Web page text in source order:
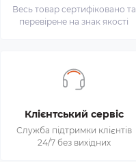
Весь товар сертифіковано та
перевірене на знак якості
Клієнтський сервіс
Служба підтримки клієнтів
24/7 без вихідних